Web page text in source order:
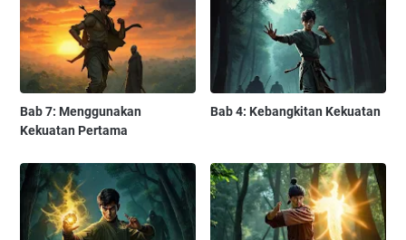
Bab 7: Menggunakan
Kekuatan Pertama
Bab 4: Kebangkitan Kekuatan